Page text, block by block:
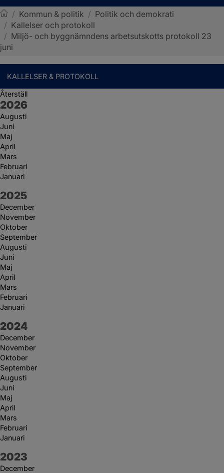
Sotenäs kommun
/ Kommun & politik / Politik och demokrati
/ Kallelser och protokoll
/ Miljö- och byggnämndens arbetsutskotts protokoll 23
juni
KALLELSER & PROTOKOLL
Återställ
År:
2026
Augusti
Juni
Maj
April
Mars
Februari
Januari
År:
2025
December
November
Oktober
September
Augusti
Juni
Maj
April
Mars
Februari
Januari
År:
2024
December
November
Oktober
September
Augusti
Juni
Maj
April
Mars
Februari
Januari
År:
2023
December